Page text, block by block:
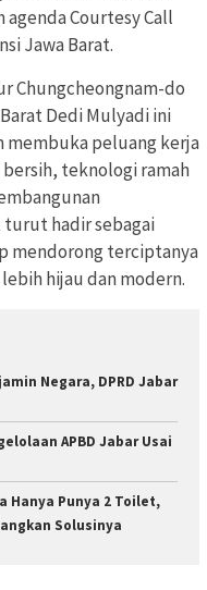
agenda Courtesy Call
Jawa Barat.
Chungcheongnam-do
Dedi Mulyadi ini
peluang kerja
teknologi ramah
turut hadir sebagai
mendorong terciptanya
hijau dan modern.
Negara, DPRD Jabar
APBD Jabar Usai
Hanya Punya 2 Toilet,
Solusinya